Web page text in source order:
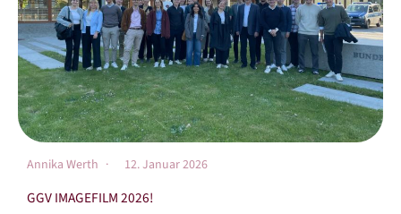
Annika Werth 12. Januar 2026
GGV IMAGEFILM 2026!